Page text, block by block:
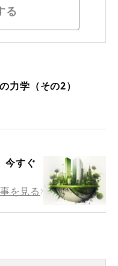
る
学（その2）
今すぐ
を見る